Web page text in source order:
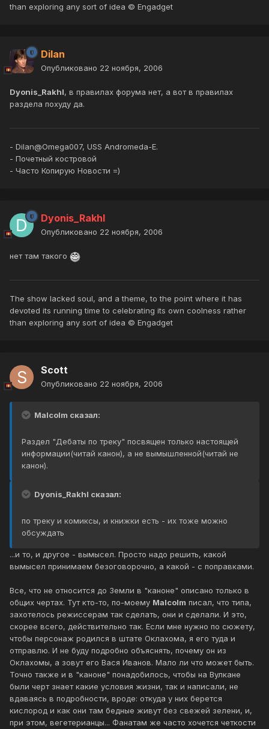
than exploring any sort of idea © Engadget
Dilan
Опубликовано 22 ноября, 2006
Dyonis_Rakhl, в правилах форума нет, а вот в правилах
раздела похуду да.
- Dilan@Omega007, USS Andromeda-E.
- Почетный костровой
- Часто Копирую Новости =)
Dyonis_Rakhl
Опубликовано 22 ноября, 2006
нет там такого
The show lacked soul, and a theme, to the point where it has
devoted its running time to celebrating its own coolness rather
than exploring any sort of idea © Engadget
Scott
Опубликовано 22 ноября, 2006
Malcolm сказал:
Раздел "Дебаты по треку" посвящен только настоящей
информации(читай канон), а не вымышленной(читай не
канон).
Dyonis_Rakhl сказал:
по треку и комиксы, и книжки есть - их тоже можно
обсуждать
...и то, и другое - вымысел. Просто надо решить, какой
вымысел принимаем безоговорочно, а какой - с поправками.
Все, что не относится до Земли в "каноне" описано только в
общих чертах. Тут кто-то, по-моему Malcolm писал, что типа,
захотелось режиссерам так сделать, они и сделали. И это,
скорее всего, действительно так. Если мне нужно по сюжету,
чтобы персонаж родился в штате Оклахома, я его туда и
отправлю. И не буду подробно объяснять, почему он из
Оклахомы, а зовут его Вася Иванов. Мало ли что может быть.
Точно также и в "каноне" понадобилось, чтобы на Вулкане
были черт знает какие условия жизни, так и написали, не
вдаваясь в подробности, вроде: откуда у них берется
кислород и как они там бедные живут без свежей зелени, и,
при этом, вегетерианцы... Фанатам же часто хочется четкости